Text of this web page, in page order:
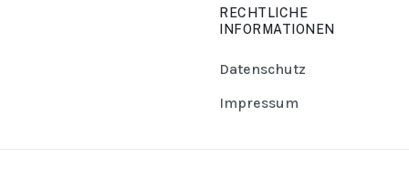
RECHTLICHE
INFORMATIONEN
Datenschutz
Impressum